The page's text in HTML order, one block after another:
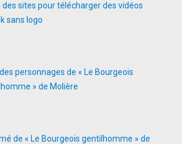
des sites pour télécharger des vidéos
sans logo
personnages de « Le Bourgeois
» de Molière
de « Le Bourgeois gentilhomme » de